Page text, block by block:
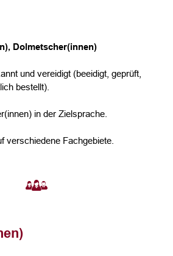
Dolmetscher(innen)
und vereidigt (beeidigt, geprüft,
bestellt).
in der Zielsprache.
verschiedene Fachgebiete.